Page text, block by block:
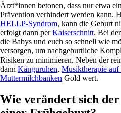
Ärzt*innen betonen, dass nur etwa
Prävention verhindert werden kann.
HELLP-Syndrom, kann die Geburt
erfolgt dann perKaiserschnitt. Bei
die Babys und euch so schnell wie
versorgen, um nachgeburtliche
Risiken zu minimieren. Neben der
dann Känguruhen, Musiktherapie auf
Muttermilchbanken Gold wert.
Wie verändert sich